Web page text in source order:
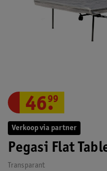
Verkoop via partner
Pegasi Flat
Transparant
46.
99